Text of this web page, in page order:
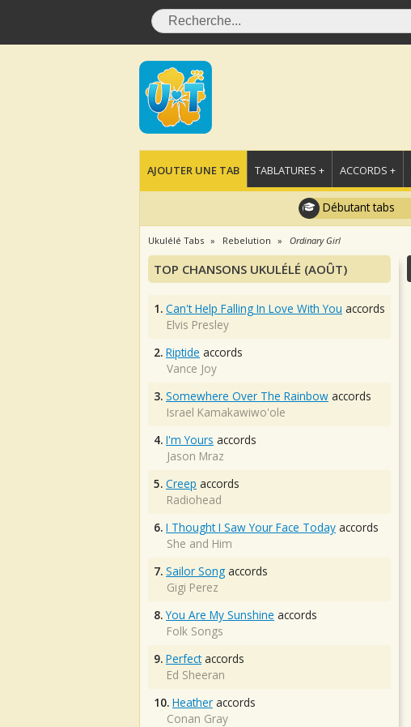
AJOUTER UNE TAB TABLATURES + ACCORDS +
Débutant tabs
Ukulélé Tabs Rebelution Ordinary Girl
TOP CHANSONS UKULÉLÉ (AOÛT)
1. Can't Help Falling In Love With You accords
Elvis Presley
2. Riptide accords
Vance Joy
3. Somewhere Over The Rainbow accords
Israel Kamakawiwo'ole
4. I'm Yours accords
Jason Mraz
5. Creep accords
Radiohead
6. I Thought I Saw Your Face Today accords
She and Him
7. Sailor Song accords
Gigi Perez
8. You Are My Sunshine accords
Folk Songs
9. Perfectaccords
Ed Sheeran
10. Heather accords
Conan Gray